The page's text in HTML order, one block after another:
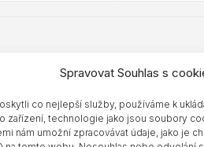
Spravovat Souhlas s
co nejlepší služby, používáme k
zařízení, technologie jako jsou soubory
nám umožní zpracovávat údaje, jako je